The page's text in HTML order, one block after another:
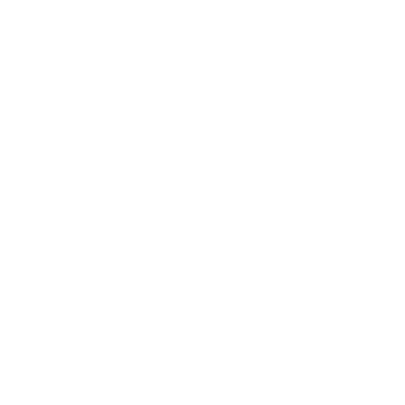
в труднодоступных местах, стрижка
в легкий кусторез. Для
ножниц прорезинена для
работать как в режиме садовых
дорогостоящих батарей.
идут зарядное устройство и